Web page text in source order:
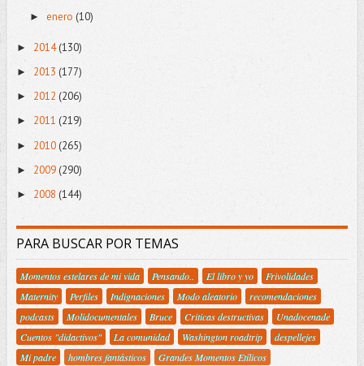
► enero (10)
► 2014(130)
► 2013 (177)
► 2012 (206)
► 2011 (219)
► 2010 (265)
► 2009(290)
► 2008 (144)
PARA BUSCAR POR TEMAS
Momentos estelares de mi vida Pensando.. El libro y yo
Frivolidades
Maternity
Perfiles Indignaciones Modo aleatorio
recomendaciones
podcasts
Molidocumentales Bruce Criticas destructivas
Unadocenade
Cuentos "didactivos"
La comunidad Washington roadtrip
despellejes
Mi padre
hombres fantásticos
Grandes Momentos Etílicos